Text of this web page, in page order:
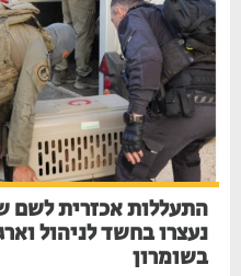
התעללות אכזרית
נעצרו בחשד לניהול
בשומרון